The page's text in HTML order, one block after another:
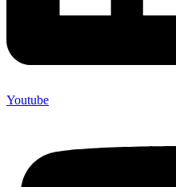
Youtube